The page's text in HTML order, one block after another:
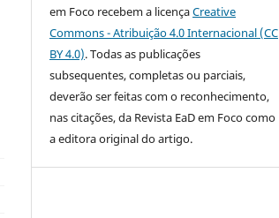
em Foco recebem a licençaCreative
Commons - Atribuição 4.0 Internacional (CC
BY 4.0). Todas as publicações
subsequentes, completas ou parciais,
deverão ser feitas com o reconhecimento,
nas citações, da Revista EaD em Foco como
a editora original do artigo.